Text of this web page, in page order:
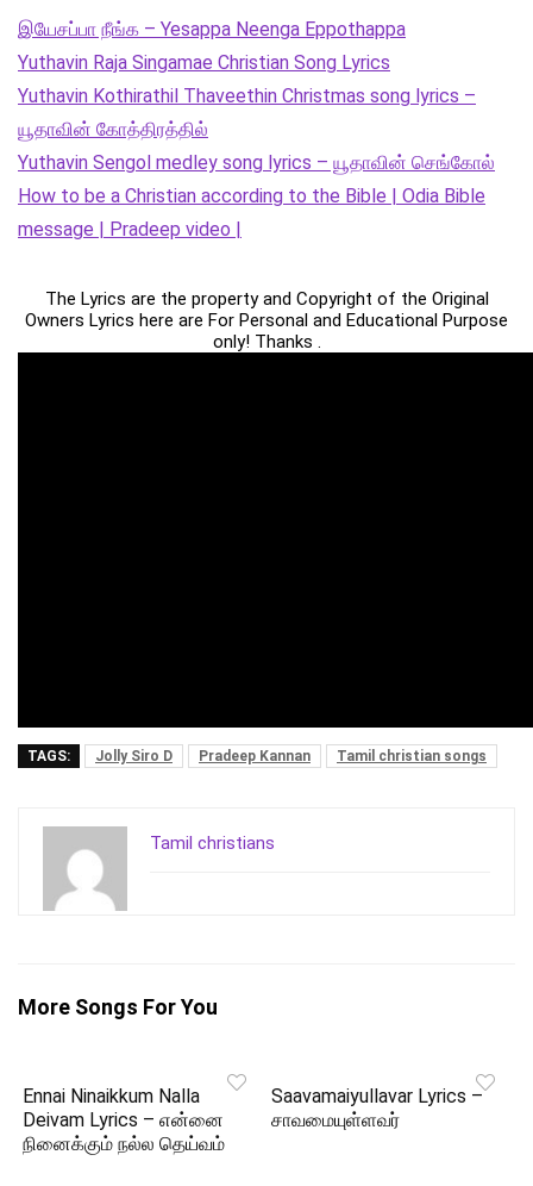
இயேசப்பா நீங்க – Yesappa Neenga Eppothappa
Yuthavin Raja Singamae Christian Song Lyrics
Yuthavin Kothirathil Thaveethin Christmas song lyrics –
யூதாவின் கோத்திரத்தில்
Yuthavin Sengol medley song lyrics – யூதாவின் செங்கோல்
How to be a Christian according to the Bible | Odia Bible
message | Pradeep video |
The Lyrics are the property and Copyright of the Original
Owners Lyrics here are For Personal and Educational Purpose
only! Thanks .
TAGS: Jolly Siro D Pradeep Kannan Tamil christian songs
Tamil christians
More Songs For You
Ennai Ninaikkum Nalla
Deivam Lyrics – என்னை
நினைக்கும் நல்ல தெய்வம்
Saavamaiyullavar Lyrics –
சாவமையுள்ளவர்